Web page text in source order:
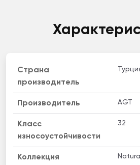
Страна
производитель
Производитель AGT
Класс
износоустойчивости
32
Коллекция